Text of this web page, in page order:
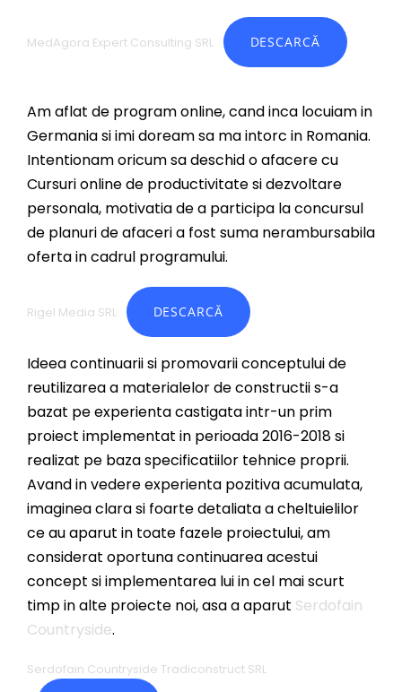
MedAgora Expert Consulting SRL DESCARCĂ
Am aflat de program online, cand inca locuiam in
Germania si imi doream sa ma intorc in Romania.
Intentionam oricum sa deschid o afacere cu
Cursuri online de productivitate si dezvoltare
personala, motivatia de a participa la concursul
de planuri de afaceri a fost suma nerambursabila
oferta in cadrul programului.
Rigel Media SRL DESCARCĂ
Ideea continuarii si promovarii conceptului de
reutilizarea a materialelor de constructii s-a
bazat pe experienta castigata intr-un prim
proiect implementat in perioada 2016-2018 si
realizat pe baza specificatiilor tehnice proprii.
Avand in vedere experienta pozitiva acumulata,
imaginea clara si foarte detaliata a cheltuielilor
ce au aparut in toate fazele proiectului, am
considerat oportuna continuarea acestui
concept si implementarea lui in cel mai scurt
timp in alte proiecte noi, asa a aparut Serdofain
Countryside.
Serdofain Countryside Tradiconstruct SRL